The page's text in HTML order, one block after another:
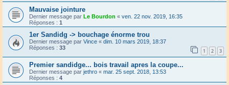
Mauvaise jointure
Dernier message par Le Bourdon « ven. 22 nov. 2019, 16:35
Réponses : 1
1er Sandidg -> bouchage énorme trou
Dernier message par Vince « dim. 10 mars 2019, 18:37
Réponses : 33 1 2 3
Premier sandidge... bois travail apres la coupe...
Dernier message par jethro « mar. 25 sept. 2018, 13:53
Réponses : 4